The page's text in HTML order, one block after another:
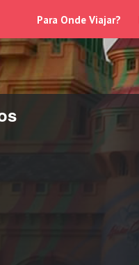
Para Onde Viajar?